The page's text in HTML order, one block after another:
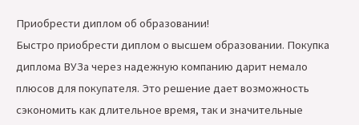
Приобрести диплом об образовании!
Быстро приобрести диплом о высшем образовании. Покупка
диплома ВУЗа через надежную компанию дарит немало
плюсов для покупателя. Это решение дает возможность
сэкономить как длительное время, так и значительные